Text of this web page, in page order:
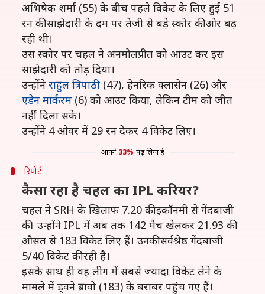
अभिषेक शर्मा (55) के बीच पहले विकेट के लिए हुई 51
रन की साझेदारी के दम पर तेजी से बड़े स्कोर की ओर बढ़
रही थी।
उस स्कोर पर चहल ने अनमोलप्रीत को आउट कर इस
साझेदारी को तोड़ दिया।
उन्होंने राहुल त्रिपाठी (47), हेनरिक क्लासेन (26) और
एडेन मार्करम (6) को आउट किया, लेकिन टीम को जीत
नहीं दिला सके।
उन्होंने 4 ओवर में 29 रन देकर 4 विकेट लिए।
आपने 33% पढ़ लिया है
रिपोर्ट
कैसा रहा है चहल का IPL करियर?
चहल ने SRH के खिलाफ 7.20 की इकॉनमी से गेंदबाजी
की। उन्होंने IPL में अब तक 142 मैच खेलकर 21.93 की
औसत से 183 विकेट लिए हैं। उनकी सर्वश्रेष्ठ गेंदबाजी
5/40 विकेट की रही है।
इसके साथ ही वह लीग में सबसे ज्यादा विकेट लेने के
मामले में ड्वने ब्रावो (183) के बराबर पहुंच गए हैं।